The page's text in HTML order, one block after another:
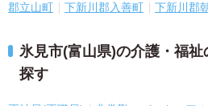
郡立山町
下新川郡入善町 下新川郡
氷見市(富山県)の介護・福
探す